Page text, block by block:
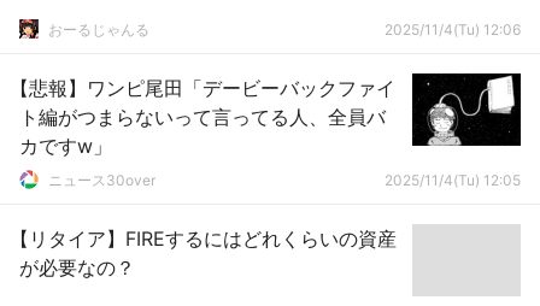
おーるじゃんる 2025/11/4(Tu) 12:06
【悲報】ワンピ尾田「デービーバックファイ
ト編がつまらないって言ってる人、全員バ
カですw」
ニュース30over 2025/11/4(Tu) 12:05
【リタイア】FIREするにはどれくらいの資産
が必要なの？